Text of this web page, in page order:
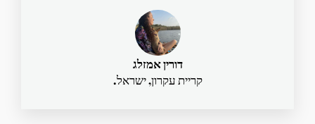
דורין אמזלג
קריית עקרון, ישראל.